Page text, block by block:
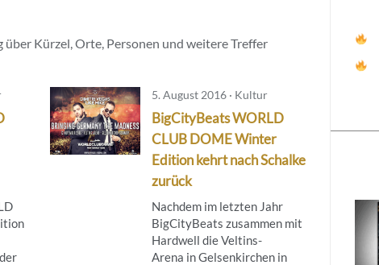
Kürzel, Orte, Personen und weitere Treffer
5. August 2016 · Kultur
BigCityBeats WORLD
CLUB DOME Winter
Edition kehrt nach Schalke
zurück
Nachdem im letzten Jahr
BigCityBeats zusammen mit
Hardwell die Veltins-
Arena in Gelsenkirchen in